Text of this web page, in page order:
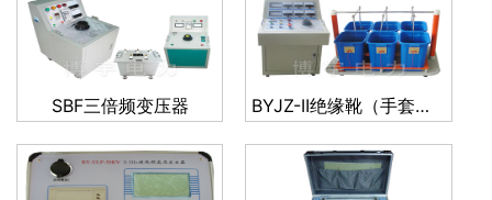
SBF三倍频变压器 BYJZ-II绝缘靴（手套）耐压装置